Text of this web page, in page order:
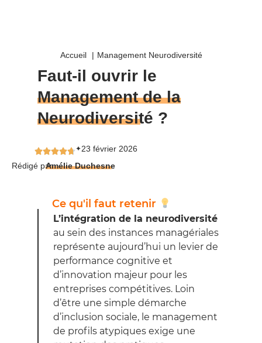
Accueil Management Neurodiversité
Faut-il ouvrir le
Management de la
Neurodiversité ?
✦23 février 2026
Rédigé parAmélie Duchesne
Ce qu'il faut retenir
L’intégration de la neurodiversité
au sein des instances managériales
représente aujourd’hui un levier de
performance cognitive et
d’innovation majeur pour les
entreprises compétitives. Loin
d’être une simple démarche
d’inclusion sociale, le management
de profils atypiques exige une